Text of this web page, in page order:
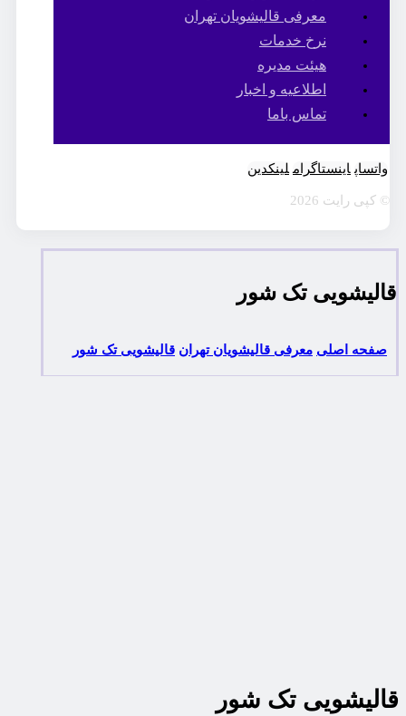
معرفی قالیشویان تهران
نرخ خدمات
هیئت مدیره
اطلاعیه و اخبار
تماس باما
واتساپ اینستاگرام لینکدین
© کپی رایت 2026
قالیشویی تک شور
صفحه اصلی معرفی قالیشویان تهران قالیشویی تک شور
قالیشویی تک شور